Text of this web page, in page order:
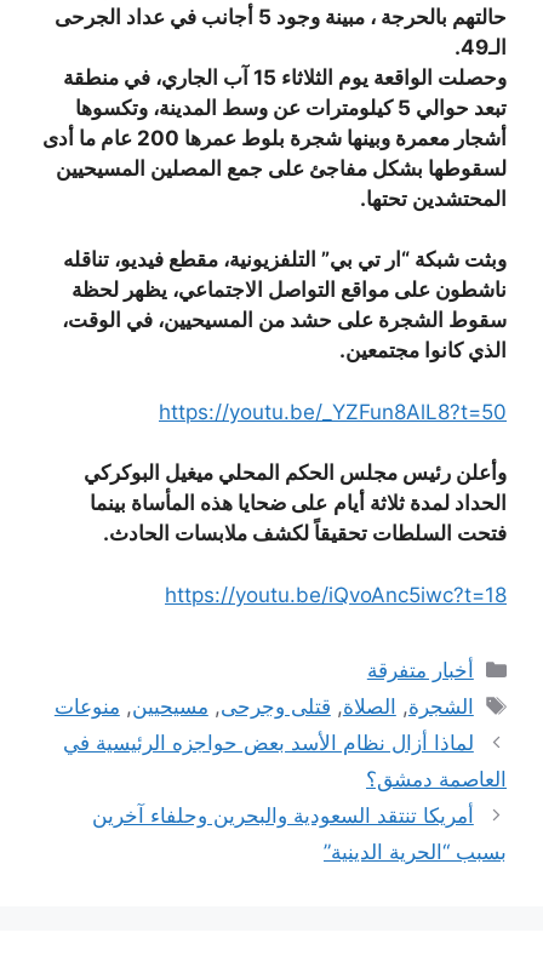
حالتهم بالحرجة ، مبينة وجود 5 أجانب في عداد الجرحى
الـ49
.
وحصلت الواقعة يوم الثلاثاء 15 آب الجاري، في منطقة
تبعد حوالي 5 كيلومترات عن وسط المدينة، وتكسوها
أشجار معمرة وبينها شجرة بلوط عمرها 200 عام ما أدى
لسقوطها بشكل مفاجئ على جمع المصلين المسيحيين
المحتشدين تحتها.
وبثت شبكة “ار تي بي” التلفزيونية، مقطع فيديو، تناقله
ناشطون على مواقع التواصل الاجتماعي، يظهر لحظة
سقوط الشجرة على حشد من المسيحيين، في الوقت،
الذي كانوا مجتمعين.
https://youtu.be/_YZFun8AlL8?t=50
وأعلن رئيس مجلس الحكم المحلي ميغيل البوكركي
الحداد لمدة ثلاثة أيام على ضحايا هذه المأساة بينما
فتحت السلطات تحقيقاً لكشف ملابسات الحادث.
https://youtu.be/iQvoAnc5iwc?t=18
التصنيفات
أخبار متفرقة
الوسوم
الشجرة, الصلاة, قتلى وجرحى, مسيحيين, منوعات
لماذا أزال نظام الأسد بعض حواجزه الرئيسية في
العاصمة دمشق؟
أمريكا تنتقد السعودية والبحرين وحلفاء آخرين
بسبب “الحرية الدينية”